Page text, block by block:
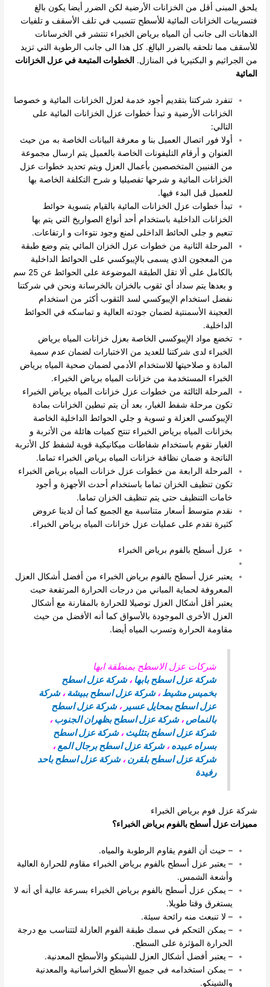
يلحق المبنى أقل من الخزانات الأرضية لكن الضرر أيضا يكون بالغ
فتسريبات الخزانات المائية للأسطح تتسبب في تلف الأسقف و تلفيات
الدهانات الى جانب أن المياه برياض الخبراء تنتشر في الخرسانات
للأسقف مما تلحقه بالضرر البالغ. كل هذا الى جانب الرطوبة التي تزيد
من الجراثيم و البكتيريا في المنازل. الخطوات المتبعة في عزل الخزانات
المائية
تنفرد شركتنا بتقديم أجود خدمة لعزل الخزانات المائية و خصوصا
الخزانات الأرضية و تبدأ خطوات عزل الخزانات المائية على
التالي:
أولا فور اتصال العميل بنا و معرفة البيانات الخاصة به من حيث
العنوان و أرقام التليفونات الخاصة بالعميل يتم ارسال مجموعة
من الفنيين المتخصصين بأعمال العزل ويتم تحديد خطوات عزل
الخزانات المائية و شرحها تفصيليا و شرح التكلفة الخاصة بها
للعميل قبل البدء فيها.
تبدأ خطوات عزل الخزانات المائية بالقيام بتسوية حوائط
الخزانات الداخلية باستخدام أحد أنواع الصواريخ التي يتم بها
تنعيم و جلى الحائط الداخلى لمنع وجود نتوءات و ارتفاعات.
المرحلة الثانية من خطوات عزل الخزان المائي يتم وضع طبقة
من المعجون الذي يسمى بالإيبوكسي على الحوائط الداخلية
بالكامل على ألا تقل الطبقة الموضوعة على الحوائط عن 25 سم
و بعدها يتم سداد أي ثقوب بالخزان بالخرسانة ونحن في شركتنا
نفضل استخدام الإيبوكسي لسد الثقوب أكثر من استخدام
العجينة الأسمنتية لضمان جودته العالية و تماسكه في الحوائط
الداخلية.
تخضع مواد الإيبوكسي الخاصة بعزل خزانات المياه برياض
الخبراء لدى شركتنا للعديد من الاختبارات لضمان عدم سمية
المادة و صلاحيتها للاستخدام الأدمي لضمان صحية المياه برياض
الخبراء المستخدمة من خزانات المياه برياض الخبراء.
المرحلة الثالثة من خطوات عزل خزانات المياه برياض الخبراء
تكون مرحلة شفط الغبار، بعد أن يتم تبطين الخزانات بمادة
الإيبوكسي العزلة و تسوية و جلي الحوائط الداخلية الخاصة
بخزانات المياه برياض الخبراء تنتج كميات هائلة من الأتربة و
الغبار نقوم باستخدام شفاطات ميكانيكية قوية لشفط كل الأتربة
الناتجة و ضمان نظافة خزانات المياه برياض الخبراء تماما.
المرحلة الرابعة من خطوات عزل خزانات المياه برياض الخبراء
تكون تنظيف الخزان تماما باستخدام أحدث الأجهزة و أجود
خامات التنظيف حتى يتم تنظيف الخزان تماما.
نقدم متوسط أسعار متناسبة مع الجميع كما أن لدينا عروض
كثيرة تقدم على عمليات عزل خزانات المياه برياض الخبراء.
عزل أسطح بالفوم برياض الخبراء
يعتبر عزل أسطح بالفوم برياض الخبراء من أفضل أشكال العزل
المعروفة لحماية المباني من درجات الحرارة المرتفعة حيث
يعتبر أقل أشكال العزل توصيلا للحرارة بالمقارنة مع أشكال
العزل الأخرى الموجودة بالأسواق كما أنه الأفضل من حيث
مقاومة الحرارة وتسرب المياه أيضا.
شركات عزل الاسطح بمنطقة ابها
شركة عزل اسطح بابها ،شركة عزل اسطح
بخميس مشيط،شركة عزل اسطح ببيشة،شركة
عزل اسطح بمحايل عسير ،شركة عزل اسطح
بالنماص،شركة عزل اسطح بظهران الجنوب،
شركة عزل اسطح بتثليث،شركة عزل اسطح
بسراه عبيده،شركة عزل اسطح برجال المع،
شركة عزل اسطح بلقرن،شركة عزل اسطح باحد
رفيدة
شركة عزل فوم برياض الخبراء
مميزات عزل أسطح بالفوم برياض الخبراء؟
– حيث أن الفوم يقاوم الرطوبة والمياه.
– يعتبر عزل أسطح بالفوم برياض الخبراء مقاوم للحرارة العالية
وأشعة الشمس.
– يمكن عزل أسطح بالفوم برياض الخبراء بسرعة عالية أي أنه لا
يستغرق وقتا طويلا.
– لا تنبعث منه رائحة سيئة.
– يمكن التحكم في سمك طبقة الفوم العازلة لتتناسب مع درجة
الحرارة المؤثرة على السطح.
– يعتبر أفضل أشكال العزل للشينكو والأسطح المعدنية.
– يمكن استخدامه في جميع الأسطح الخراسانية والمعدنية
والشينكو.